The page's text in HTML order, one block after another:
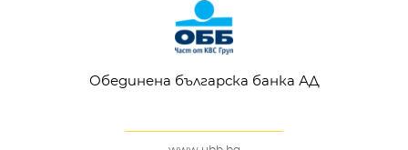
Обединена българска банка АД